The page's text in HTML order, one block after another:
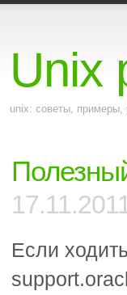
Unix
unix: советы, примеры,
Если